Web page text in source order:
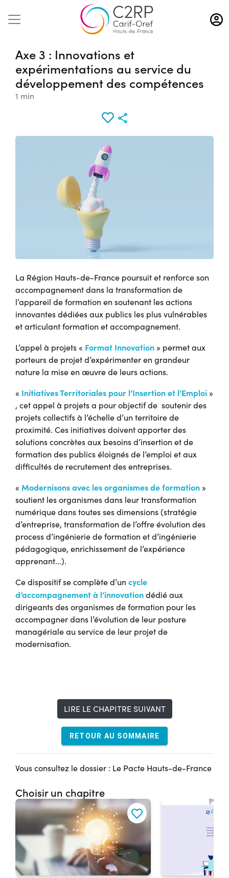
Aller
au
contenu
Axe 3 : Innovations et
expérimentations au service du
développement des compétences
1 min
La Région Hauts-de-France poursuit et renforce son
accompagnement dans la transformation de
l’appareil de formation en soutenant les actions
innovantes dédiées aux publics les plus vulnérables
et articulant formation et accompagnement.
L’appel à projets « Format Innovation » permet aux
porteurs de projet d’expérimenter en grandeur
nature la mise en œuvre de leurs actions.
« Initiatives Territoriales pour l’Insertion et l’Emploi »
, cet appel à projets a pour objectif de soutenir des
projets collectifs à l’échelle d’un territoire de
proximité. Ces initiatives doivent apporter des
solutions concrètes aux besoins d’insertion et de
formation des publics éloignés de l’emploi et aux
difficultés de recrutement des entreprises.
« Modernisons avec les organismes de formation »
soutient les organismes dans leur transformation
numérique dans toutes ses dimensions (stratégie
d’entreprise, transformation de l’offre évolution des
process d’ingénierie de formation et d’ingénierie
pédagogique, enrichissement de l’expérience
apprenant...).
Ce dispositif se complète d’un cycle
d’accompagnement à l’innovationdédié aux
dirigeants des organismes de formation pour les
accompagner dans l’évolution de leur posture
managériale au service de leur projet de
modernisation.
LIRE LE CHAPITRE SUIVANT
RETOUR AU SOMMAIRE
Vous consultez le dossier : Le Pacte Hauts-de-France
Choisir un chapitre